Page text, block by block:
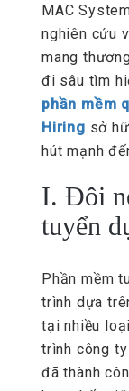
MAC
nghiên cứu
mang
đi sâu tìm
phần mềm
Hiring sở
hút mạnh
I. Đôi
tuyển
Phần mềm
trình dựa
tại nhiều
trình công
đã thành